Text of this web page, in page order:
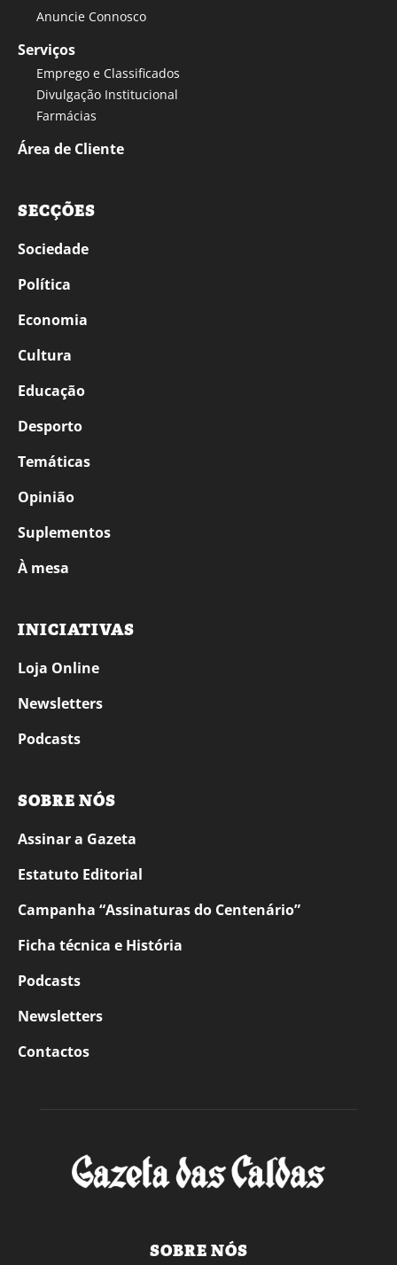
Anuncie Connosco
Serviços
Emprego e Classificados
Divulgação Institucional
Farmácias
Área de Cliente
SECÇÕES
Sociedade
Política
Economia
Cultura
Educação
Desporto
Temáticas
Opinião
Suplementos
À mesa
INICIATIVAS
Loja Online
Newsletters
Podcasts
SOBRE NÓS
Assinar a Gazeta
Estatuto Editorial
Campanha “Assinaturas do Centenário”
Ficha técnica e História
Podcasts
Newsletters
Contactos
SOBRE NÓS